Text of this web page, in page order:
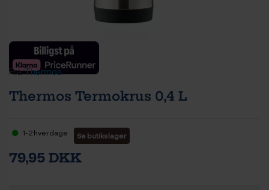
FraThermos
Thermos Termokrus 0,4 L
1-2 hverdage Se butikslager
79,95 DKK